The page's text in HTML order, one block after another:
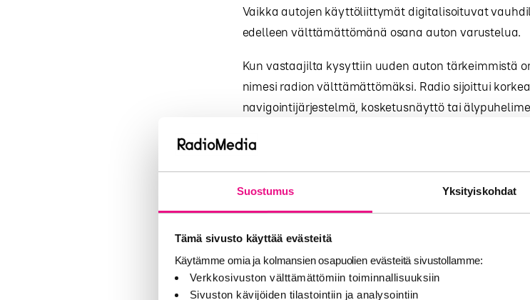
Suostumus Yksityiskohdat
Tämä sivusto käyttää evästeitä
Käytämme omia ja kolmansien osapuolien evästeitä sivustollamme:
Verkkosivuston välttämättömiin toiminnallisuuksiin
Sivuston kävijöiden tilastointiin ja analysointiin
Vaikka autojen käyttöliittymät digitalisoituvat
edelleen välttämättömänä osana auton varustelua.
Kun vastaajilta kysyttiin uuden auton tärkeimmistä
nimesi radion välttämättömäksi. Radio sijoittui
navigointijärjestelmä, kosketusnäyttö tai
Tulokset osoittavat, että radio ei ole kuluttajille vain
joukossa, vaan keskeinen osa auton käyttökokemusta.
Radio on helppo, luotettava